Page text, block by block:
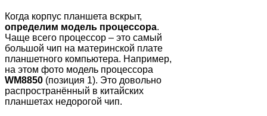
Когда корпус планшета вскрыт,
определим модель процессора.
Чаще всего процессор – это самый
большой чип на материнской плате
планшетного компьютера. Например,
на этом фото модель процессора
WM8850 (позиция 1). Это довольно
распространённый в китайских
планшетах недорогой чип.